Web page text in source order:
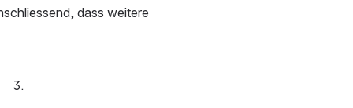
dass weitere